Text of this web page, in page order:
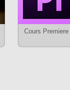
Cours Premiere